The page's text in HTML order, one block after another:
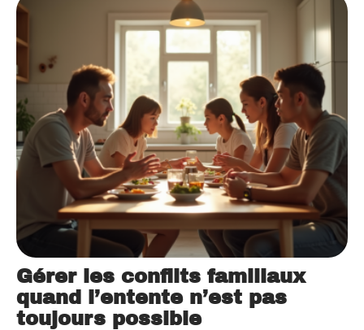
Gérer les conflits familiaux
quand l’entente n’est pas
toujours possible